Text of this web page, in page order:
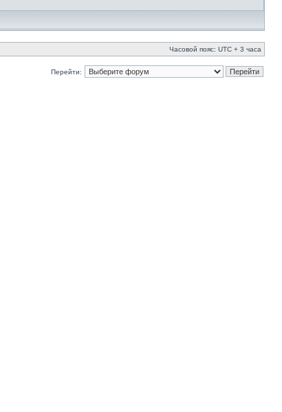
Часовой пояс: UTC + 3 часа
Перейти: